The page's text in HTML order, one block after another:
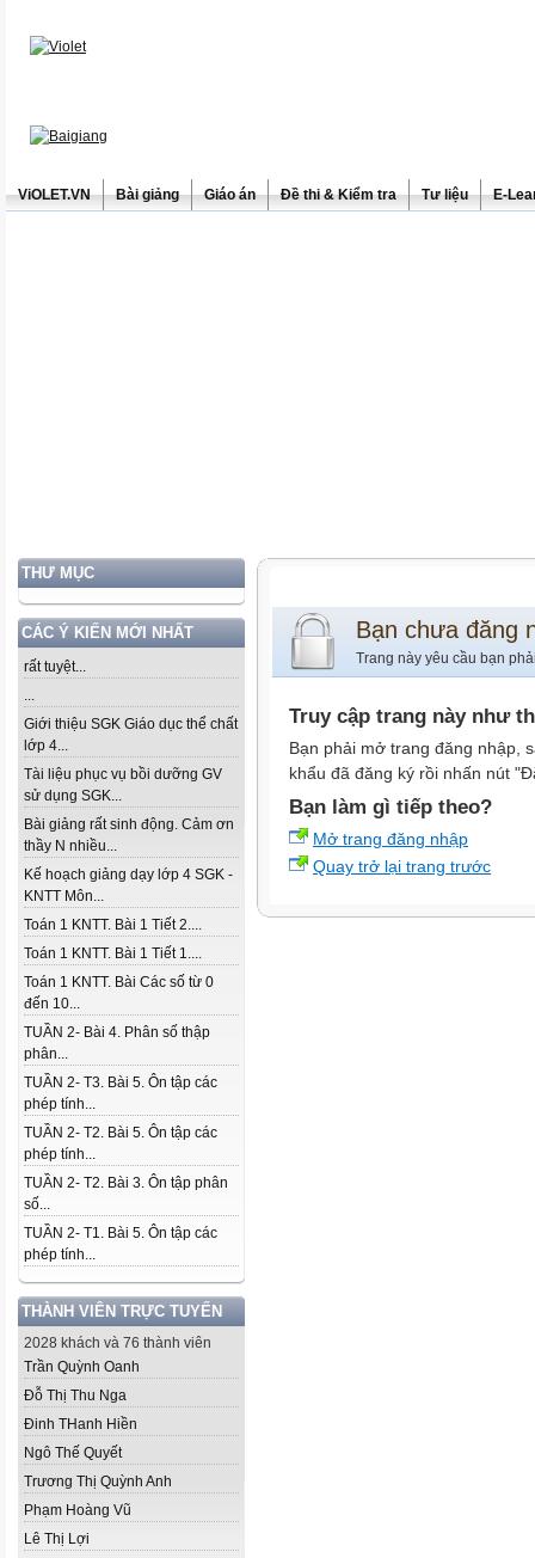
ViOLET.VN Bài giảng Giáo án Đề thi & Kiểm tra Tư liệu E-
THƯ MỤC
CÁC Ý KIẾN MỚI NHẤT
rất tuyệt...
...
Giới thiệu SGK Giáo dục thể chất
lớp 4...
Tài liệu phục vụ bồi dưỡng GV
sử dụng SGK...
Bài giảng rất sinh động. Cảm ơn
thầy N nhiều...
Kế hoạch giảng dạy lớp 4 SGK -
KNTT Môn...
Toán 1 KNTT. Bài 1 Tiết 2....
Toán 1 KNTT. Bài 1 Tiết 1....
Toán 1 KNTT. Bài Các số từ 0
đến 10...
TUẦN 2- Bài 4. Phân số thập
phân...
TUẦN 2- T3. Bài 5. Ôn tập các
phép tính...
TUẦN 2- T2. Bài 5. Ôn tập các
phép tính...
TUẦN 2- T2. Bài 3. Ôn tập phân
số...
TUẦN 2- T1. Bài 5. Ôn tập các
phép tính...
THÀNH VIÊN TRỰC TUYẾN
2028 khách và 76 thành viên
Trần Quỳnh Oanh
Đỗ Thị Thu Nga
Đinh THanh Hiền
Ngô Thế Quyết
Trương Thị Quỳnh Anh
Phạm Hoàng Vũ
Lê Thị Lợi
Bạn chưa đăng
Trang này yêu cầu bạn
Truy cập trang này như
Bạn phải mở trang đăng nhập,
khẩu đã đăng ký rồi nhấn nút
Bạn làm gì tiếp theo?
Mở trang đăng nhập
Quay trở lại trang trước